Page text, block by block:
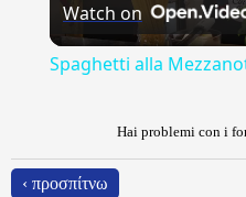
Watch on
Spaghetti alla
Hai problemi con i
‹ προσπίτνω